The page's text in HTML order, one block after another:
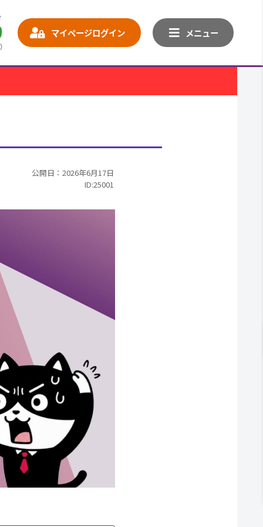
マイページログイン メニュー
公開日：2026年6月17日
ID:25001